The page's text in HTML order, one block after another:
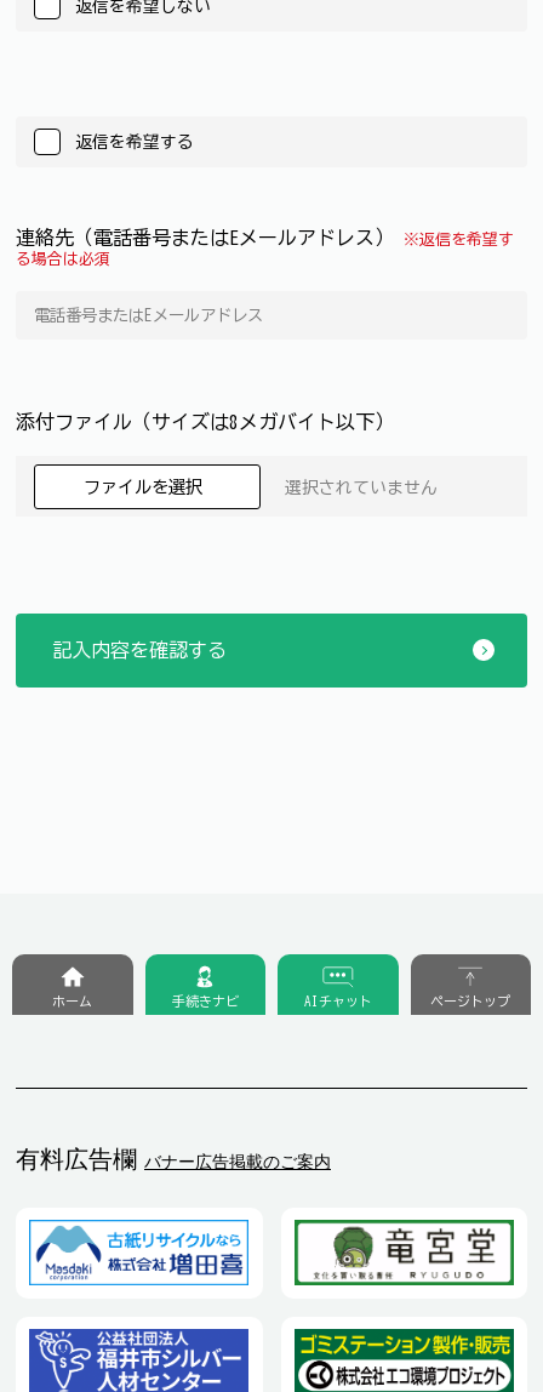
返信を希望しない
返信を希望する
連絡先（電話番号またはEメールアドレス）
※返信を希望す
る場合は必須
添付ファイル（サイズは8メガバイト以下）
ファイルを選択 選択されていません
有料広告欄 バナー広告掲載のご案内
ホーム 手続きナビ AIチャット ページトップ